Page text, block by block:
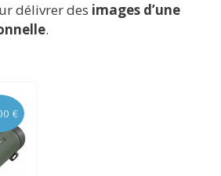
délivrer des images d’une
.